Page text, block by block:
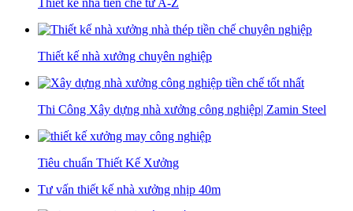
Thiết kế nhà tiền chế từ A-Z
Thiết kế nhà xưởng chuyên nghiệp
Thi Công Xây dựng nhà xưởng công nghiệp| Zamin Steel
Tiêu chuẩn Thiết Kế Xưởng
Tư vấn thiết kế nhà xưởng nhịp 40m